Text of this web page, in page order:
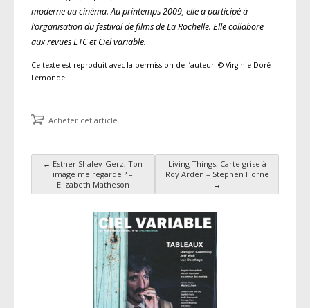
moderne au cinéma. Au printemps 2009, elle a participé à
l’organisation du festival de films de La Rochelle. Elle collabore
aux revues ETC et Ciel variable.
Ce texte est reproduit avec la permission de l’auteur. © Virginie Doré
Lemonde
Acheter cet article
Navigation des articles
← Esther Shalev-Gerz, Ton
image me regarde ? –
Elizabeth Matheson
Living Things, Carte grise à
Roy Arden – Stephen Horne
→